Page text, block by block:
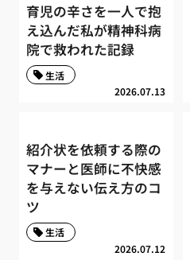
育児の辛さを一人で抱
え込んだ私が精神科病
院で救われた記録
2026.07.13
生活
紹介状を依頼する際の
マナーと医師に不快感
を与えない伝え方のコ
ツ
2026.07.12
生活